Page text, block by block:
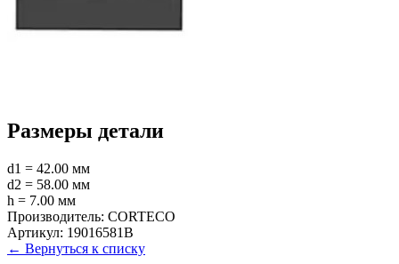
Размеры детали
d1 = 42.00 мм
d2 = 58.00 мм
h = 7.00 мм
Производитель: CORTECO
Артикул: 19016581B
← Вернуться к списку